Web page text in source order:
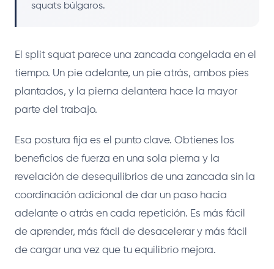
squats búlgaros.
El split squat parece una zancada congelada en el
tiempo. Un pie adelante, un pie atrás, ambos pies
plantados, y la pierna delantera hace la mayor
parte del trabajo.
Esa postura fija es el punto clave. Obtienes los
beneficios de fuerza en una sola pierna y la
revelación de desequilibrios de una zancada sin la
coordinación adicional de dar un paso hacia
adelante o atrás en cada repetición. Es más fácil
de aprender, más fácil de desacelerar y más fácil
de cargar una vez que tu equilibrio mejora.